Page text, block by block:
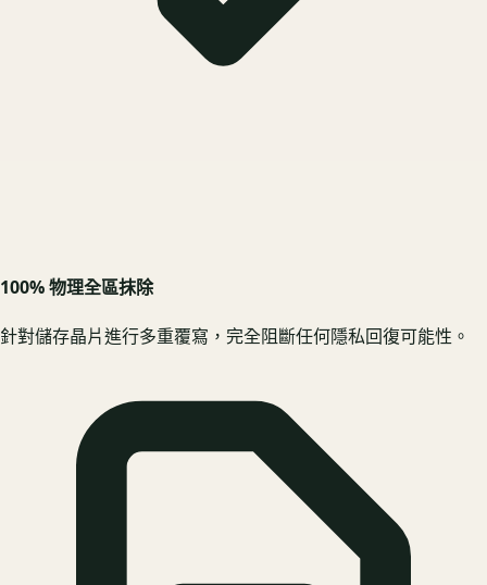
100% 物理全區抹除
針對儲存晶片進行多重覆寫，完全阻斷任何隱私回復可能性。